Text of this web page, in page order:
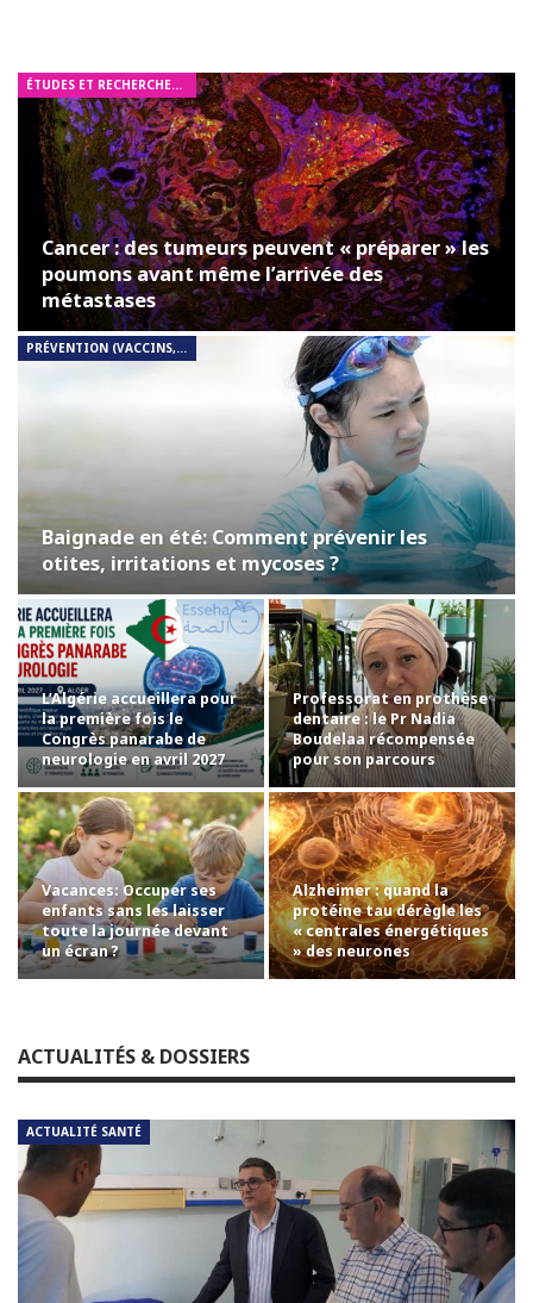
ÉTUDES ET RECHERCHES MÉDICALES
Cancer : des tumeurs peuvent « préparer » les
poumons avant même l’arrivée des
métastases
PRÉVENTION (VACCINS, DÉPISTAGE, HYGIÈNE)
Baignade en été: Comment prévenir les
otites, irritations et mycoses ?
L’Algérie accueillera pour
la première fois le
Congrès panarabe de
neurologie en avril 2027
Professorat en prothèse
dentaire : le Pr Nadia
Boudelaa récompensée
pour son parcours
Vacances: Occuper ses
enfants sans les laisser
toute la journée devant
un écran ?
Alzheimer : quand la
protéine tau dérègle les
« centrales énergétiques
» des neurones
ACTUALITÉS & DOSSIERS
ACTUALITÉ SANTÉ